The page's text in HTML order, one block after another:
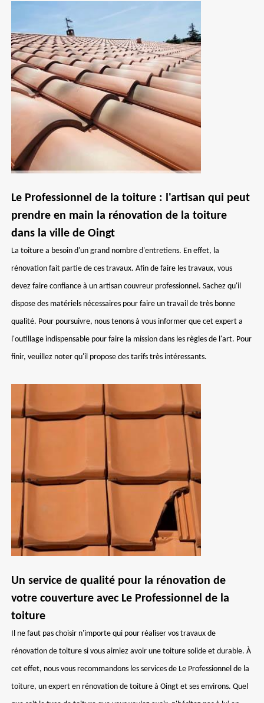
Le Professionnel de la toiture : l'artisan qui peut
prendre en main la rénovation de la toiture
dans la ville de Oingt
La toiture a besoin d'un grand nombre d'entretiens. En effet, la
rénovation fait partie de ces travaux. Afin de faire les travaux, vous
devez faire confiance à un artisan couvreur professionnel. Sachez qu'il
dispose des matériels nécessaires pour faire un travail de très bonne
qualité. Pour poursuivre, nous tenons à vous informer que cet expert a
l'outillage indispensable pour faire la mission dans les règles de l'art. Pour
finir, veuillez noter qu'il propose des tarifs très intéressants.
Un service de qualité pour la rénovation de
votre couverture avec Le Professionnel de la
toiture
Il ne faut pas choisir n'importe qui pour réaliser vos travaux de
rénovation de toiture si vous aimiez avoir une toiture solide et durable. À
cet effet, nous vous recommandons les services de Le Professionnel de la
toiture, un expert en rénovation de toiture à Oingt et ses environs. Quel